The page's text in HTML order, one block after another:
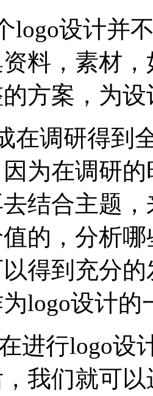
logo设计并
料，素材
方案，为
在调研得到
为在调研
结合主题
的，分析
得到充分
logo设计的
进行logo设
我们就可